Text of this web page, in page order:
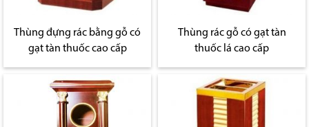
Thùng đựng rác bằng gỗ có
gạt tàn thuốc cao cấp
Thùng rác gỗ có gạt tàn
thuốc lá cao cấp